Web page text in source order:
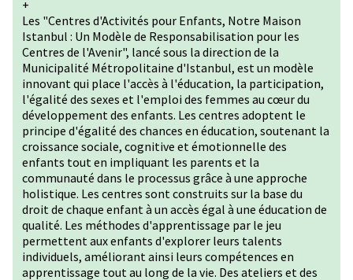
+
Les "Centres d'Activités pour Enfants, Notre Maison
Istanbul : Un Modèle de Responsabilisation pour les
Centres de l'Avenir", lancé sous la direction de la
Municipalité Métropolitaine d'Istanbul, est un modèle
innovant qui place l'accès à l'éducation, la participation,
l'égalité des sexes et l'emploi des femmes au cœur du
développement des enfants. Les centres adoptent le
principe d'égalité des chances en éducation, soutenant la
croissance sociale, cognitive et émotionnelle des
enfants tout en impliquant les parents et la
communauté dans le processus grâce à une approche
holistique. Les centres sont construits sur la base du
droit de chaque enfant à un accès égal à une éducation de
qualité. Les méthodes d'apprentissage par le jeu
permettent aux enfants d'explorer leurs talents
individuels, améliorant ainsi leurs compétences en
apprentissage tout au long de la vie. Des ateliers et des